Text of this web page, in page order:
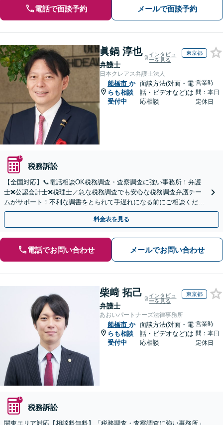
電話で面談予約 メールで面談予約
眞鍋 淳也
弁護士
インタビュ
ーを見る
東京都
日本クレアス弁護士法人
船橋市 か
らも相談
受付中
面談方法(対面・電
話・ビデオなど)は
応相談
営業時
間：本日
定休日
税務訴訟
【全国対応】📞電話相談OK税務調査・査察調査に強い事務所！弁護
士❌公認会計士❌税理士／急な税務調査でも安心な税務調査弁護チー
ムがサポート！不利な調書をとられて手遅れになる前にご相談くださ
い。
料金表を見る
電話でお問い合わせ メールでお問い合わせ
柴﨑 拓己
弁護士
インタビュ
ーを見る
東京都
あおいパートナーズ法律事務所
船橋市 か
らも相談
受付中
面談方法(対面・電
話・ビデオなど)は
応相談
営業時
間：本日
定休日
税務訴訟
関東エリア対応【相談料無料】「税務調査・査察調査に強い事務所」